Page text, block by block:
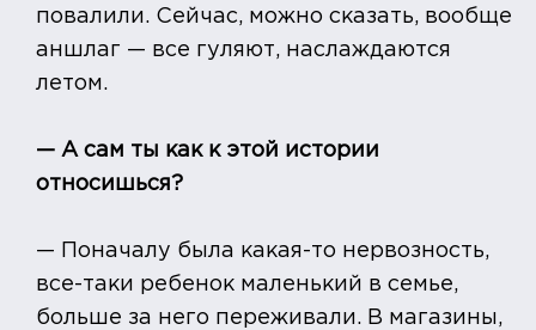
повалили. Сейчас, можно сказать, вообще
аншлаг — все гуляют, наслаждаются
летом.
— А сам ты как к этой истории
относишься?
— Поначалу была какая-то нервозность,
все-таки ребенок маленький в семье,
больше за него переживали. В магазины,